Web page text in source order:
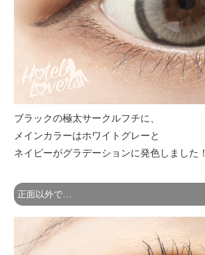
ブラックの極太サークルフチに、
メインカラーはホワイトグレーと
ネイビーがグラデーションに発色しました！
正面以外で…